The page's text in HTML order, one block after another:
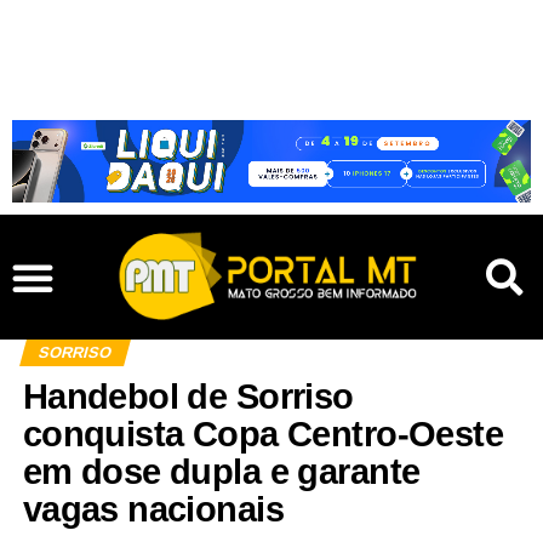
SORRISO
Handebol de Sorriso
conquista Copa Centro-Oeste
em dose dupla e garante
vagas nacionais